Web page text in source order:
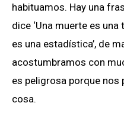
habituamos. Hay una
dice ‘Una muerte es
es una estadística’, de
acostumbramos con
es peligrosa porque nos
cosa.